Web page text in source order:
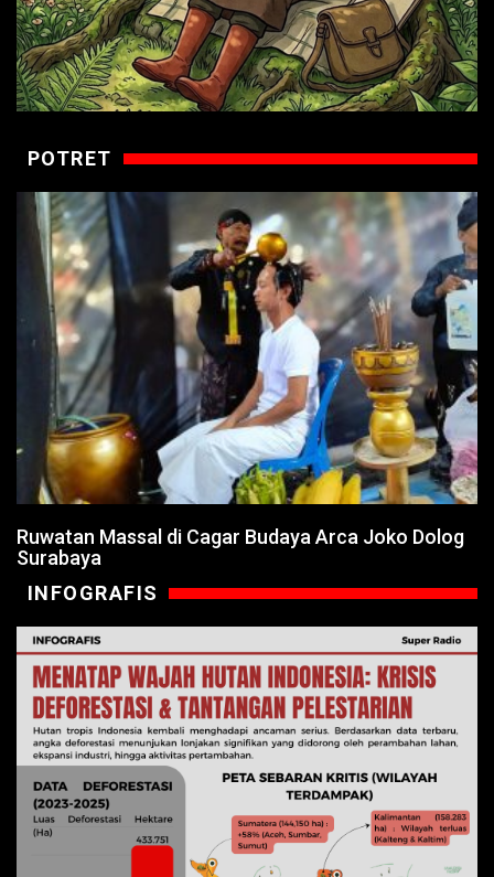
POTRET
Ruwatan Massal di Cagar Budaya Arca Joko Dolog
Surabaya
INFOGRAFIS